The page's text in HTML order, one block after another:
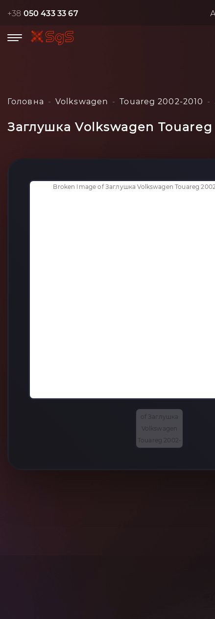
+38 050 433 33 67
Головна Volkswagen Touareg 2002-2010
Заглушка Volkswagen Touareg